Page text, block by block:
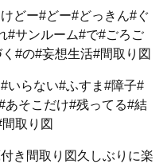
どー#どー#どっきん#ぐ
#サンルーム#で#ごろご
#の#妄想生活#間取り図
いらない#ふすま#障子#
あそこだけ#残ってる#結
取り図
き間取り図久しぶりに楽